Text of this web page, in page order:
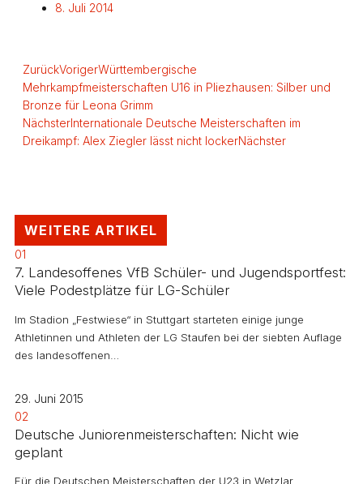
8. Juli 2014
ZurückVorigerWürttembergische
Mehrkampfmeisterschaften U16 in Pliezhausen: Silber und
Bronze für Leona Grimm
Nächster Internationale Deutsche Meisterschaften im
Dreikampf: Alex Ziegler lässt nicht lockerNächster
WEITERE ARTIKEL
01
7. Landesoffenes VfB Schüler- und Jugendsportfest:
Viele Podestplätze für LG-Schüler
Im Stadion „Festwiese“ in Stuttgart starteten einige junge
Athletinnen und Athleten der LG Staufen bei der siebten Auflage
des landesoffenen…
29. Juni 2015
02
Deutsche Juniorenmeisterschaften: Nicht wie
geplant
Für die Deutschen Meisterschaften der U23 in Wetzlar